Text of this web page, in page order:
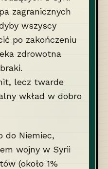
zagranicznych
wszyscy
po zakończeniu
zdrowotna
lecz twarde
wkład w dobro
do Niemiec,
wojny w Syrii
(około 1%